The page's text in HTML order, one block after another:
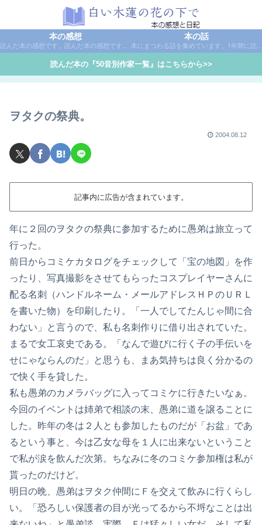
本の感想
読んだ本の感想です。読んだ本の感想です。本は作家名で50音別に分類しています。
本の話
本にまつわる話を集めています。1年間に読んだ本の総括や、本に関する話題など。
読んだ本の『50音別作家一覧』はこちらから>>
ヲタクの祭典。
2004.08.12
記事内に広告が含まれています。
年に２回のヲタクの祭典に参加するために愚弟は旅立って
行った。
前日からコミケカタログをチェックして「宝の地図」を作
ったり、写真撮影をさせてもらったコスプレイヤーさんに
配る名刺（ハンドルネーム・メールアドレスＨＰのＵＲＬ
を書いた物）を印刷したり。「一人でしてたんじゃ間に合
わない」と言うので、私も名刺作りに借り出されていた。
まるで女工哀史である。「なんで遊びに行く子の手伝いを
せにゃならんのだ」と思うも、まあ気持ちは良く分かるの
で快く手を貸した。
私も愚弟のカメラバッグに入ってコミケに行きたいなぁ。
今回のイベントは姉弟で相談の末、愚弟に道を譲ることに
した。昨年の冬は２人とも参加したものだが「お盆」であ
るという事と、今は乙女な母を１人に出来ないということ
で私が涙を飲んだ次第。ちなみに冬のコミケ参加権は私が
貰ったのだけど。
明日の晩、愚弟はヲタク仲間にＦを交えて飲みに行くらし
い。「恐ろしい保護者の目が光ってるから不埒なことは出